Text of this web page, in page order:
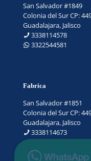
San Salvador #1849
Colonia del Sur CP:
Guadalajara, Jalisco
3338114578
3322544581
Fabrica
San Salvador #1851
Colonia del Sur CP:
Guadalajara, Jalisco
3338114673